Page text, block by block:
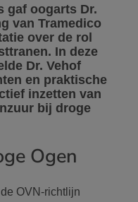
gaf oogarts Dr.
van Tramedico
over de rol
In deze
Dr. Vehof
en praktische
inzetten van
bij droge
Ogen
OVN-richtlijn